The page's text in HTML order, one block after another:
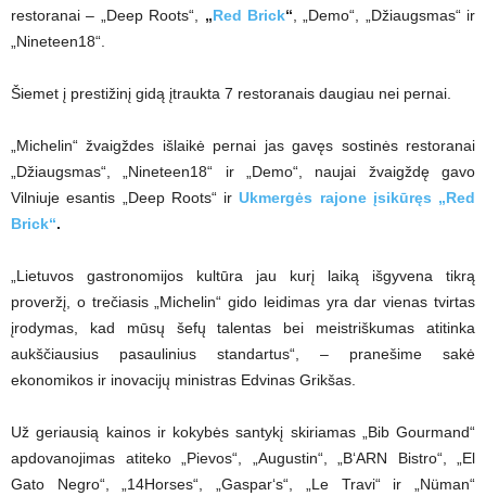
restoranai – „Deep Roots“, „Red Brick“, „Demo“, „Džiaugsmas“ ir
„Nineteen18“.
Šiemet į prestižinį gidą įtraukta 7 restoranais daugiau nei pernai.
„Michelin“ žvaigždes išlaikė pernai jas gavęs sostinės restoranai
„Džiaugsmas“, „Nineteen18“ ir „Demo“, naujai žvaigždę gavo
Vilniuje esantis „Deep Roots“ irUkmergės rajone įsikūręs „Red
Brick“.
„Lietuvos gastronomijos kultūra jau kurį laiką išgyvena tikrą
proveržį, o trečiasis „Michelin“ gido leidimas yra dar vienas tvirtas
įrodymas, kad mūsų šefų talentas bei meistriškumas atitinka
aukščiausius pasaulinius standartus“, – pranešime sakė
ekonomikos ir inovacijų ministras Edvinas Grikšas.
Už geriausią kainos ir kokybės santykį skiriamas „Bib Gourmand“
apdovanojimas atiteko „Pievos“, „Augustin“, „B‘ARN Bistro“, „El
Gato Negro“, „14Horses“, „Gaspar‘s“, „Le Travi“ ir „Nüman“